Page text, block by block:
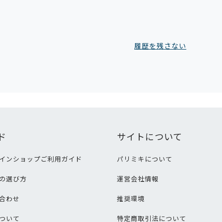
履歴を残さない
ンショップご利用ガイド
選び方
わせ
いて
サイトについて
パリミキについて
運営会社情報
推奨環境
特定商取引法について